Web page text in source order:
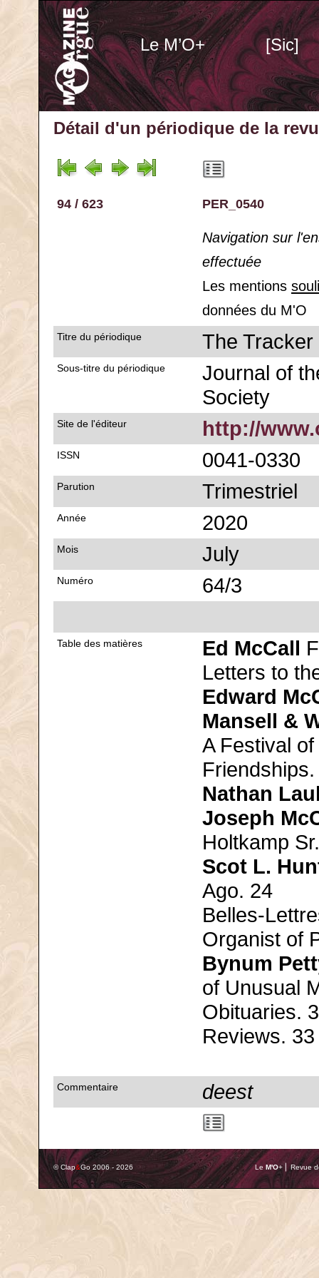
Le M’O+ [Sic]
Détail d'un périodique de la
94 / 623 PER_0540
Navigation sur
effectuée
Les mentions
données du M'O
Titre du périodique The Tracker
Sous-titre du périodique
Journal of
Society
Site de l'éditeur http://
ISSN 0041-0330
Parution Trimestriel
Année 2020
Mois July
Numéro 64/3
Table des matières Ed McCall
Letters to
Edward
Mansell &
A Festival
Nathan
Joseph
Holtkamp
Scot L.
Ago. 24
Belles-
Organist of
Bynum
of Unusual
Obituaries.
Reviews. 33
Commentaire deest
© Clap&Go 2006 - 2026 Le M'O+ ⎢ Revue